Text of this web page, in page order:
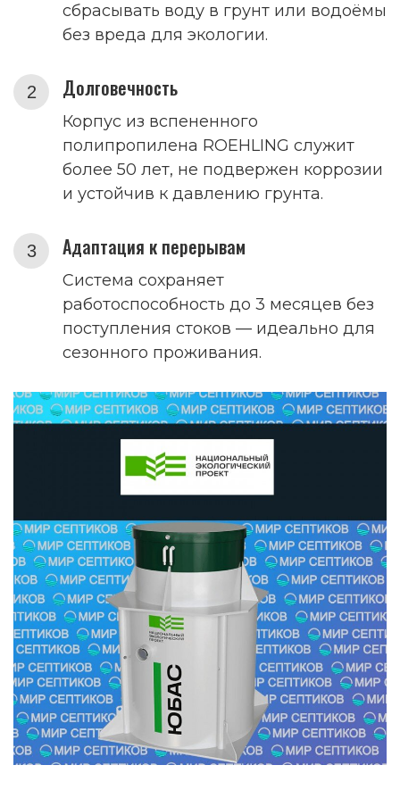
сбрасывать воду в грунт или водоёмы
без вреда для экологии.
Долговечность
Корпус из вспененного
полипропилена ROEHLING служит
более 50 лет, не подвержен коррозии
и устойчив к давлению грунта.
Адаптация к перерывам
Система сохраняет
работоспособность до 3 месяцев без
поступления стоков — идеально для
сезонного проживания.